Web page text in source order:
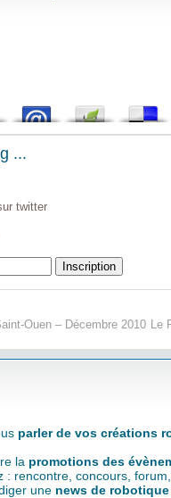
...
twitter
Ouen – Décembre 2010 Le
parler de vos créations
la promotions des
: rencontre, concours,
une news de robotique